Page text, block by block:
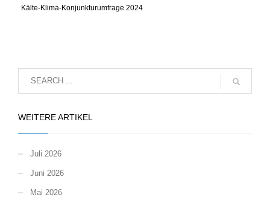
Kälte-Klima-Konjunkturumfrage 2024
WEITERE ARTIKEL
Juli 2026
Juni 2026
Mai 2026